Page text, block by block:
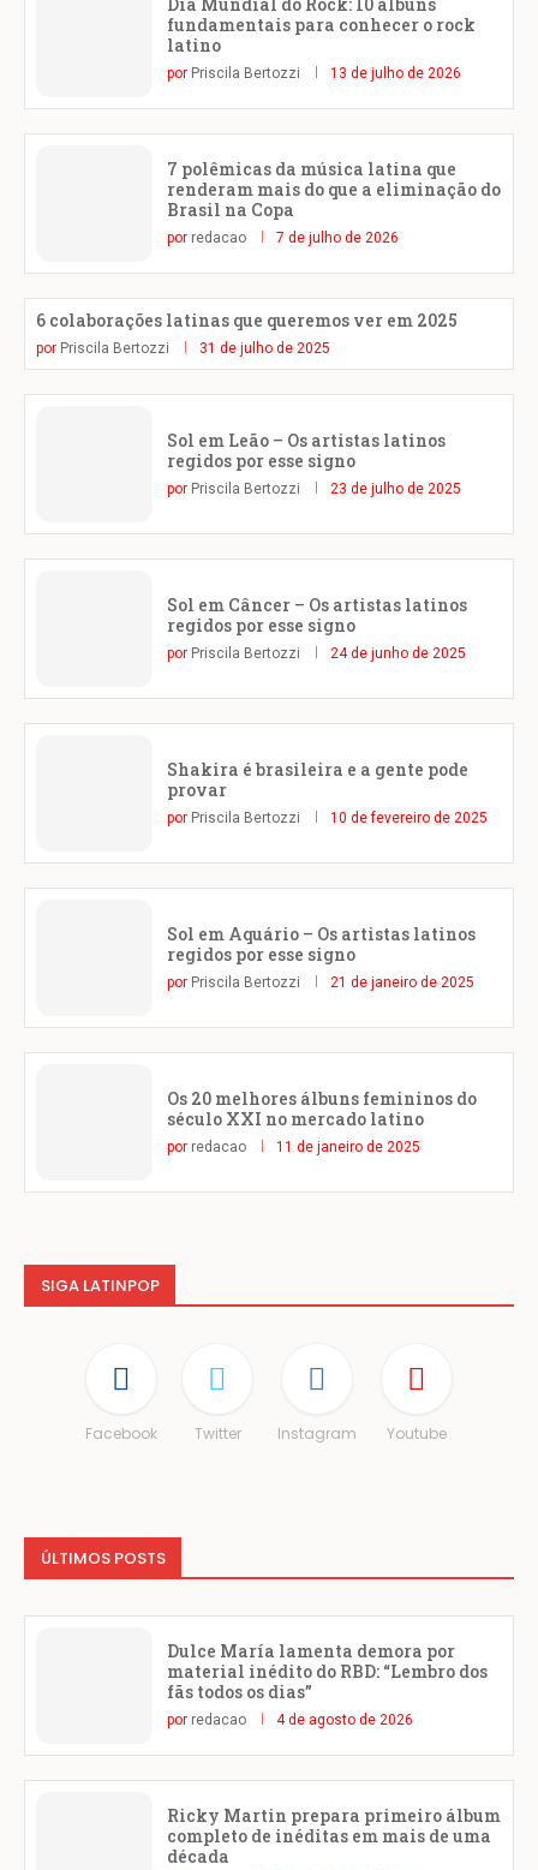
fundamentais para conhecer o rock
latino
por Priscila Bertozzi 13 de julho de 2026
7 polêmicas da música latina que
renderam mais do que a eliminação do
Brasil na Copa
por redacao 7 de julho de 2026
6 colaborações latinas que queremos ver em 2025
por Priscila Bertozzi 31 de julho de 2025
Sol em Leão – Os artistas latinos
regidos por esse signo
por Priscila Bertozzi 23 de julho de 2025
Sol em Câncer – Os artistas latinos
regidos por esse signo
por Priscila Bertozzi 24 de junho de 2025
Shakira é brasileira e a gente pode
provar
por Priscila Bertozzi 10 de fevereiro de 2025
Sol em Aquário – Os artistas latinos
regidos por esse signo
por Priscila Bertozzi 21 de janeiro de 2025
Os 20 melhores álbuns femininos do
século XXI no mercado latino
por redacao 11 de janeiro de 2025
SIGA LATINPOP
Facebook Twitter Instagram Youtube
ÚLTIMOS POSTS
Dulce María lamenta demora por
material inédito do RBD: “Lembro dos
fãs todos os dias”
por redacao 4 de agosto de 2026
Ricky Martin prepara primeiro álbum
completo de inéditas em mais de uma
década